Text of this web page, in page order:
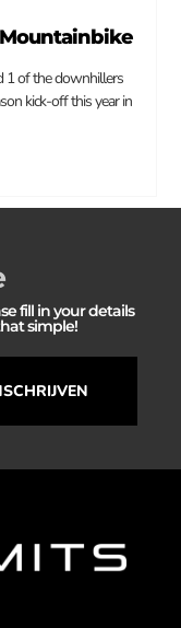
1 of the downhillers
kick-off this year in
fill in your details
simple!